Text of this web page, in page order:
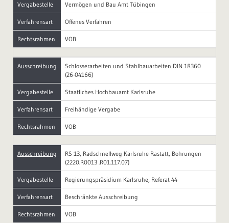
Vergabestelle Vermögen und Bau Amt Tübingen
Verfahrensart Offenes Verfahren
Rechtsrahmen VOB
Ausschreibung
Schlosserarbeiten und Stahlbauarbeiten DIN 18360
(26-04166)
Vergabestelle Staatliches Hochbauamt Karlsruhe
Verfahrensart Freihändige Vergabe
Rechtsrahmen VOB
Ausschreibung
RS 13, Radschnellweg Karlsruhe-Rastatt, Bohrungen
(2220.R0013 .R01.117.07)
Vergabestelle Regierungspräsidium Karlsruhe, Referat 44
Verfahrensart Beschränkte Ausschreibung
Rechtsrahmen VOB